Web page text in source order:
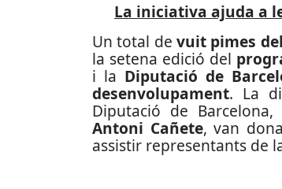
La iniciativa ajuda a
Un total de vuit pimes
la setena edició del
i la Diputació de
desenvolupament. La
Diputació de Barcelona,
Antoni Cañete, van
assistir representants de